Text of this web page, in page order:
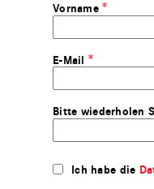
Vorname
E-Mail
Bitte wiederholen
Ich habe die